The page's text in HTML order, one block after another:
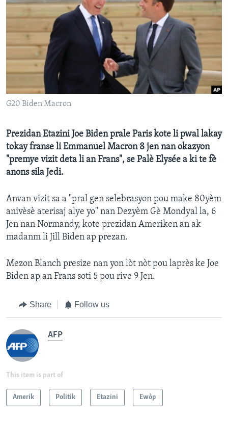
Languages
G20 Biden Macron
Prezidan Etazini Joe Biden prale Paris kote li pwal lakay
tokay franse li Emmanuel Macron 8 jen nan okazyon
"premye vizit deta li an Frans", se Palè Elysée a ki te fè
anons sila Jedi.
Anvan vizit sa a "pral gen selebrasyon pou make 80yèm
anivèsè aterisaj alye yo" nan Dezyèm Gè Mondyal la, 6
Jen nan Normandy, kote prezidan Ameriken an ak
madanm li Jill Biden ap prezan.
Mezon Blanch presize nan yon lòt nòt pou laprès ke Joe
Biden ap an Frans soti 5 pou rive 9 Jen.
Share Follow us
AFP
This item is part of
Amerik Politik Etazini Ewòp